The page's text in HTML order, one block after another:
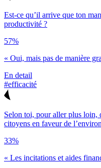
Est-ce qu’il arrive que ton
productivité ?
57%
« Oui, mais pas de manière
En detail
#efficacité
Selon toi, pour aller plus loin,
citoyens en faveur de
33%
« Les incitations et aides